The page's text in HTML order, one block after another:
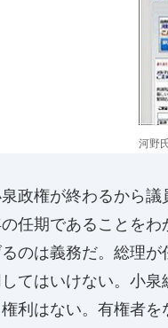
河野
政権が終わるから
任期であることを
のは義務だ。総理が
てはいけない。小泉
利はない。有権者を